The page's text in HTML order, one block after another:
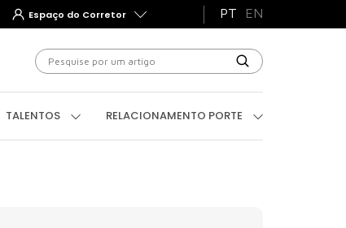
Espaço do Corretor PT EN
PORTE TALENTOS RELACIONAMENTO
TALENTOS RELACIONAMENTO PORTE